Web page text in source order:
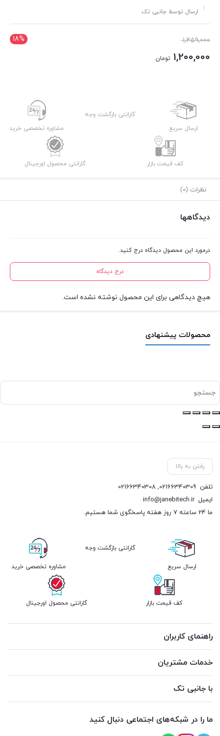
ارسال توسط جانبی تک
18% 1,459,000قیمت
اصلی:1,200,000 تومان
1,200,000 تومان.
ارسال سریع
گارانتی بازگشت وجه
مشاوره تخصصی خرید
کف قیمت بازار گارانتی محصول اورجینال
نظرات (0)
دیدگاهها
درمورد این محصول دیدگاه درج کنید.
درج دیدگاه
هیچ دیدگاهی برای این محصول نوشته نشده است.
محصولات پیشنهادی
رفتن به بالا
تلفن 02166340309
,
02166340308
ایمیلinfo@janebitech.ir
ما 24 ساعته 7 روز هفته پاسخگوی شما هستیم.
ارسال سریع
گارانتی بازگشت وجه
مشاوره تخصصی خرید
کف قیمت بازار گارانتی محصول اورجینال
راهنمای کاربران
خدمات مشتریان
با جانبی تک
ما را در شبکه‌های اجتماعی دنبال کنید